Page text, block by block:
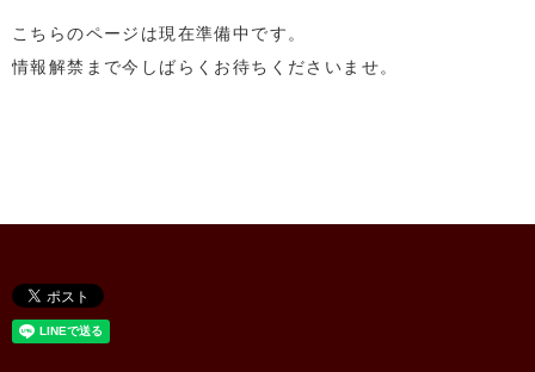
こちらのページは現在準備中です。
情報解禁まで今しばらくお待ちくださいませ。